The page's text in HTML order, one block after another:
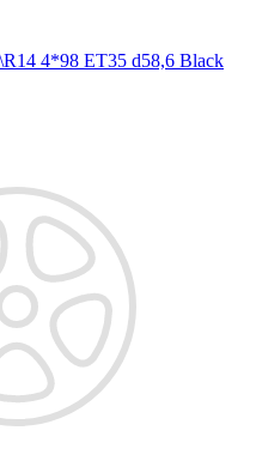
4*98 ET35 d58,6 Black